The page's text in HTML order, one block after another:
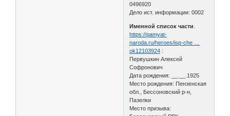
0496920
Дело ист. информации: 0002
Именной список части
https://pamyat-
naroda.ru/heroes/isp-che …
ok12103924 :
Первушкин Алексей
Софронович
Дата рождения: __.__.1925
Место рождения: Пензенская
обл., Бессоновский р-н,
Пазелки
Место призыва: